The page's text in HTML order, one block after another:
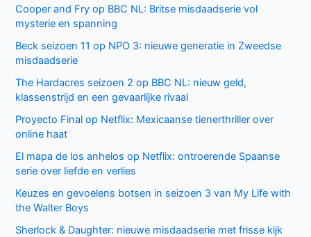
Cooper and Fry op BBC NL: Britse misdaadserie vol
mysterie en spanning
Beck seizoen 11 op NPO 3: nieuwe generatie in Zweedse
misdaadserie
The Hardacres seizoen 2 op BBC NL: nieuw geld,
klassenstrijd en een gevaarlijke rivaal
Proyecto Final op Netflix: Mexicaanse tienerthriller over
online haat
El mapa de los anhelos op Netflix: ontroerende Spaanse
serie over liefde en verlies
Keuzes en gevoelens botsen in seizoen 3 van My Life with
the Walter Boys
Sherlock & Daughter: nieuwe misdaadserie met frisse kijk